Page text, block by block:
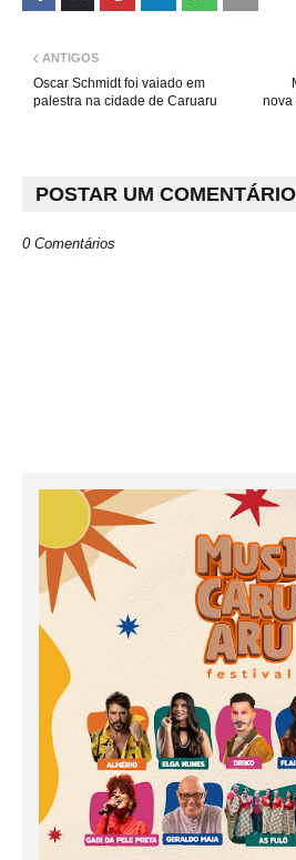
nova
ANTIGOS
Oscar Schmidt foi vaiado em
palestra na cidade de Caruaru
POSTAR UM COMENTÁRIO
0 Comentários